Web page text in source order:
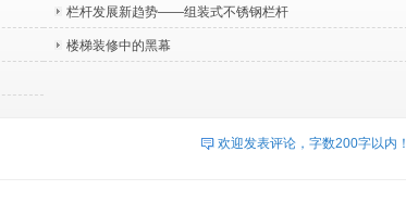
栏杆发展新趋势——组装式不锈钢栏杆
楼梯装修中的黑幕
欢迎发表评论，字数200字以内！